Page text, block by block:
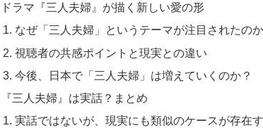
ドラマ『三人夫婦』が描く新しい愛の形
なぜ「三人夫婦」というテーマが注目されたのか
視聴者の共感ポイントと現実との違い
今後、日本で「三人夫婦」は増えていくのか？
『三人夫婦』は実話？まとめ
実話ではないが、現実にも類似のケースが存在